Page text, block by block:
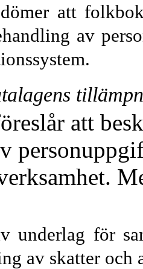
att
av
att
underlag för
av skatter och